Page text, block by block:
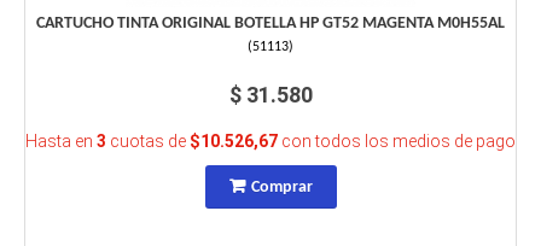
CARTUCHO TINTA ORIGINAL BOTELLA HP GT52 MAGENTA M0H55AL
(51113)
$ 31.580
Hasta en 3 cuotas de $10.526,67 con todos los medios de pago
Comprar